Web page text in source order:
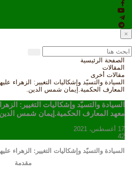
×
الصفحة الرئيسية
المقالات
مقالات أخرى
السيادة والتسيّد وإشكاليات التغيير: الزهراء
المعارف الحكمية.إيمان شمس الدين.
السيادة والتسيّد وإشكاليات التغيير:
معهد المعارف الحكمية.إيمان شمس
17 أغسطس، 2021
42
السيادة والتسيّد وإشكاليات التغيير: الزهراء
مقدمة